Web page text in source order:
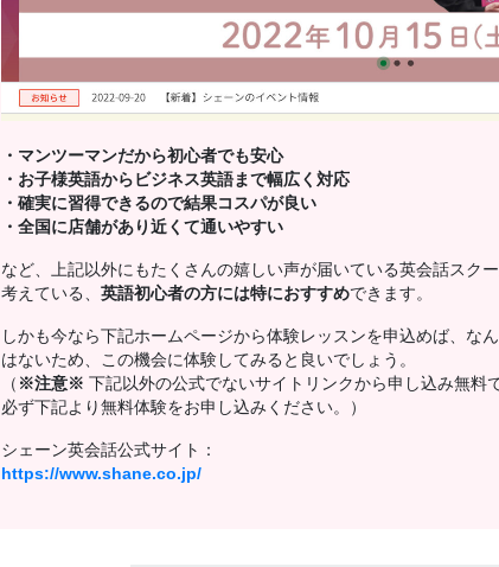
・マンツーマンだから初心者でも安心
・お子様英語からビジネス英語まで幅広く対応
・確実に習得できるので結果コスパが良い
・全国に店舗があり近くて通いやすい
など、上記以外にもたくさんの嬉しい声が届いている英会話スク
考えている、 英語初心者の方には特におすすめできます。
しかも今なら下記ホームページから体験レッスンを申込めば、なん
はないため、この機会に体験してみると良いでしょう。
（ ※注意※ 下記以外の公式でないサイトリンクから申し込み無料
必ず下記より無料体験をお申し込みください。）
シェーン英会話公式サイト：
https://www.shane.co.jp/